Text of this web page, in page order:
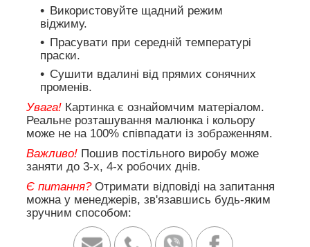
Використовуйте щадний режим
віджиму.
Прасувати при середній температурі
праски.
Сушити вдалині від прямих сонячних
променів.
Увага! Картинка є ознайомчим матеріалом.
Реальне розташування малюнка і кольору
може не на 100% співпадати із зображенням.
Важливо! Пошив постільного виробу може
заняти до 3-х, 4-х робочих днів.
Є питання? Отримати відповіді на запитання
можна у менеджерів, зв'язавшись будь-яким
зручним способом: